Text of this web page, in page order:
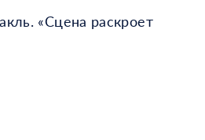
«Сцена раскроет